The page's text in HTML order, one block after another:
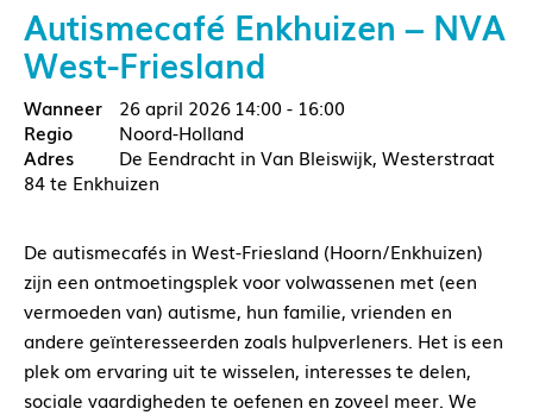
Autismecafé Enkhuizen – NVA
West-Friesland
26 april 2026 14:00 - 16:00
Noord-Holland
De Eendracht in Van Bleiswijk, Westerstraat
84 te Enkhuizen
De autismecafés in West-Friesland (Hoorn/Enkhuizen)
zijn een ontmoetingsplek voor volwassenen met (een
vermoeden van) autisme, hun familie, vrienden en
andere geïnteresseerden zoals hulpverleners. Het is een
plek om ervaring uit te wisselen, interesses te delen,
sociale vaardigheden te oefenen en zoveel meer. We